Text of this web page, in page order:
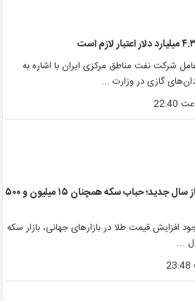
شرکت نفت مناطق مرکزی ایران با اشاره به
گازی در وزارت ...
کاهش قیمت سکه و طلا در آغاز سال جدید؛ حباب سکه همچنان ۱۵ میلیون و ۵۰۰
افزایش قیمت طلا در بازارهای جهانی، بازار سکه
...